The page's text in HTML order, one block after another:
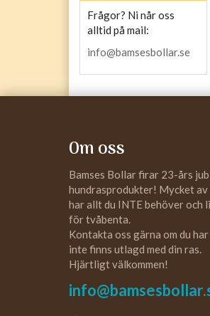
Frågor? Ni når oss
alltid på mail:
info@bamsesbollar.se
Om oss
Bamses Bollar firar 23-års
hundrasprodukter! Mycket
har allt du INTE behöver och
för tvåbenta.
Kontakta oss gärna om du
inte finns utlagd med din ras.
Hjärtligt välkommen!